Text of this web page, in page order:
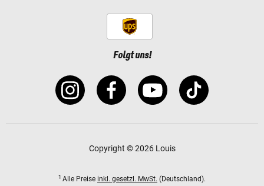
Folgt uns!
Copyright © 2026 Louis
1 Alle Preise inkl. gesetzl. MwSt. (Deutschland).